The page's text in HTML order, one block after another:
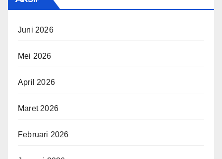
Juni 2026
Mei 2026
April 2026
Maret 2026
Februari 2026